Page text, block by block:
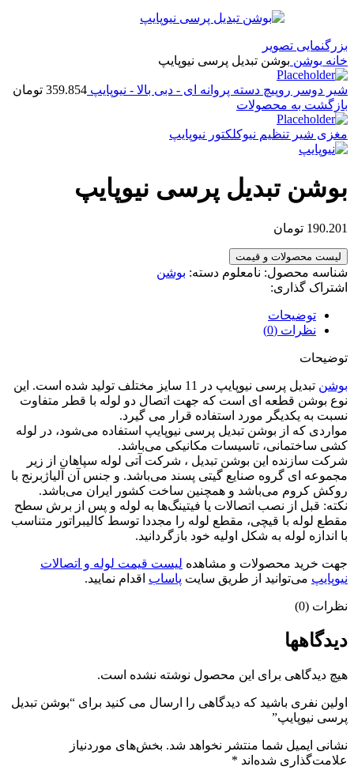
بزرگنمایی تصویر
خانه بوشن بوشن تبدیل پرسی نیوپایپ
شیر دوسر روپیچ دسته پروانه ای - دبی بالا - نیوپایپ 359.854 تومان
بازگشت به محصولات
مغزی شیر تنظیم نیوکلکتور نیوپایپ
بوشن تبدیل پرسی نیوپایپ
190.201 تومان
لیست محصولات و قیمت
شناسه محصول: نامعلوم دسته: بوشن
اشتراک گذاری:
توضیحات
نظرات (0)
توضیحات
بوشن
تبدیل پرسی نیوپایپ در 11 سایز مختلف تولید شده است. این
نوع بوشن قطعه ای است که جهت اتصال دو لوله با قطر متفاوت
نسبت به یکدیگر مورد استفاده قرار می گیرد.
مواردی که از بوشن تبدیل پرسی نیوپایپ استفاده می‌شود، در لوله
کشی ساختمانی، تاسیسات مکانیکی می‌باشد.
شرکت سازنده این بوشن تبدیل ، شرکت آتی لوله سپاهان از زیر
مجموعه ای گروه صنایع گیتی پسند می‌باشد. و جنس آن آلیاژبرنج با
روکش کروم می‌باشد و همچنین ساخت کشور ایران می‌باشد.
نکته: قبل از نصب اتصالات یا فیتینگ‌ها به لوله و پس از برش سطح
مقطع لوله با قیچی، مقطع لوله را مجددا توسط کالیبراتور متناسب
با اندازه لوله به شکل اولیه خود بازگردانید.
جهت خرید محصولات و مشاهده لیست قیمت لوله و اتصالات
نیوپایپ می‌توانید از طریق سایت پاساب اقدام نمایید.
نظرات (0)
دیدگاهها
هیچ دیدگاهی برای این محصول نوشته نشده است.
اولین نفری باشید که دیدگاهی را ارسال می کنید برای “بوشن تبدیل
پرسی نیوپایپ”
نشانی ایمیل شما منتشر نخواهد شد. بخش‌های موردنیاز
علامت‌گذاری شده‌اند *